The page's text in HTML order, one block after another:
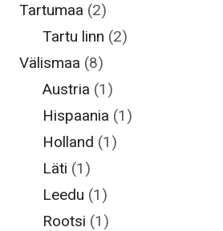
Tartumaa (2)
Tartu linn (2)
Välismaa (8)
Austria (1)
Hispaania (1)
Holland (1)
Läti (1)
Leedu (1)
Rootsi (1)